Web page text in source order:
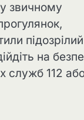
звичному
підозрілий
на
служб 112